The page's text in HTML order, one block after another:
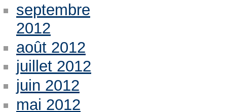
septembre
2012
août 2012
juillet 2012
juin 2012
mai 2012